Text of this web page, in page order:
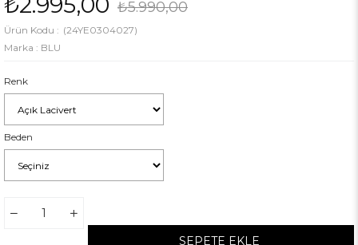
₺5.990,00
(24YE0304027)
Marka : BLU
Renk
Beden